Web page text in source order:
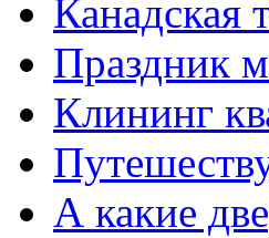
Канадская
Праздник
Клининг
А какие